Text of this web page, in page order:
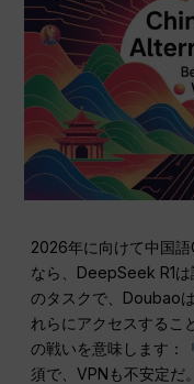
2026年に向けて中国
なら、DeepSeek R1
のタスクで、Doubao
れらにアクセスするこ
の戦いを意味します：
須で、VPNも不安定だ